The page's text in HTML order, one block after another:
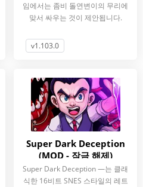
임에서는 좀비 돌연변이의 무리에
맞서 싸우는 것이 제안됩니다.
v1.103.0
Super Dark Deception
(MOD - 잠금 해제)
Super Dark Deception —는 클래
식한 16비트 SNES 스타일의 레트